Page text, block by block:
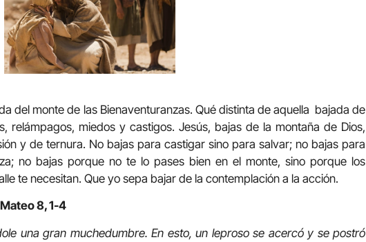
del monte de las Bienaventuranzas. Qué distinta de aquella bajada de
relámpagos, miedos y castigos. Jesús, bajas de la montaña de Dios,
y de ternura. No bajas para castigar sino para salvar; no bajas para
no bajas porque no te lo pases bien en el monte, sino porque los
te necesitan. Que yo sepa bajar de la contemplación a la acción.
8, 1-4
una gran muchedumbre. En esto, un leproso se acercó y se postró